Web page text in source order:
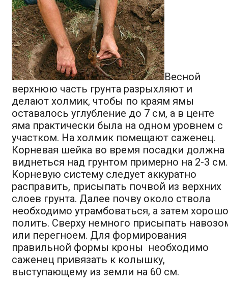
Весной
верхнюю часть грунта разрыхляют и
делают холмик, чтобы по краям ямы
оставалось углубление до 7 см, а в центе
яма практически была на одном уровнем с
участком. На холмик помещают саженец.
Корневая шейка во время посадки должна
виднеться над грунтом примерно на 2-3 см.
Корневую систему следует аккуратно
расправить, присыпать почвой из верхних
слоев грунта. Далее почву около ствола
необходимо утрамбоваться, а затем хорошо
полить. Сверху немного присыпать
или перегноем. Для формирования
правильной формы кроны необходимо
саженец привязать к колышку,
выступающему из земли на 60 см.